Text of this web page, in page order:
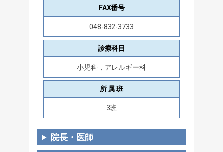
FAX番号
048-832-3733
診療科目
小児科，アレルギー科
所 属 班
3班
院長・医師